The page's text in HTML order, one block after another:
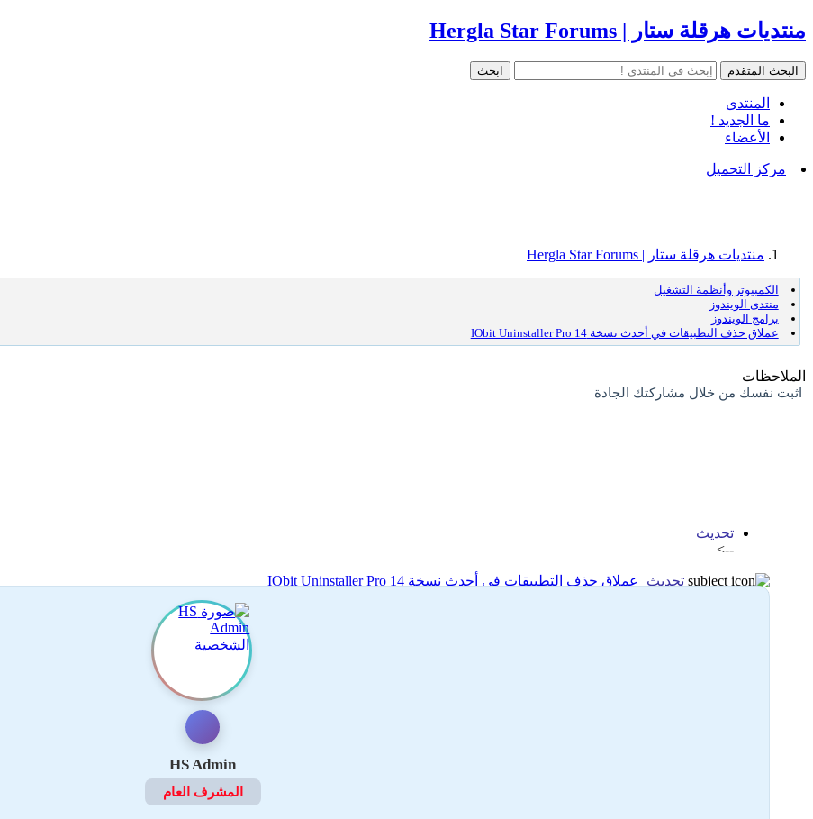
منتديات هرقلة ستار | Hergla Star Forums
المنتدى
ما الجديد !
الأعضاء
مركز التحميل
منتديات هرقلة ستار | Hergla Star Forums
الكمبيوتر وأنظمة التشغيل
منتدى الويندوز
برامج الويندوز
عملاق حذف التطبيقات في أحدث نسخة IObit Uninstaller Pro 14
الملاحظات
اثبت نفسك من خلال مشاركتك الجادة
تحديث
-->
تحديث
عملاق حذف التطبيقات في أحدث نسخة IObit Uninstaller Pro 14
18-06-2025 18:11
HS Admin
المشرف العام